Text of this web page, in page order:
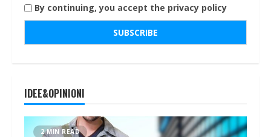
By continuing, you accept the privacy policy
IDEE&OPINIONI
2 MIN READ